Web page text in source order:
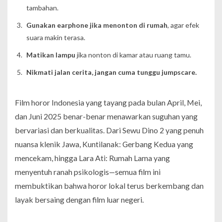
tambahan.
Gunakan earphone jika menonton di rumah, agar efek
suara makin terasa.
Matikan lampu jika nonton di kamar atau ruang tamu.
Nikmati jalan cerita, jangan cuma tunggu jumpscare.
Film horor Indonesia yang tayang pada bulan April, Mei,
dan Juni 2025 benar-benar menawarkan suguhan yang
bervariasi dan berkualitas. DariSewu Dino 2 yang penuh
nuansa klenik Jawa, Kuntilanak: Gerbang Keduayang
mencekam, hingga Lara Ati: Rumah Lamayang
menyentuh ranah psikologis—semua film ini
membuktikan bahwa horor lokal terus berkembang dan
layak bersaing dengan film luar negeri.